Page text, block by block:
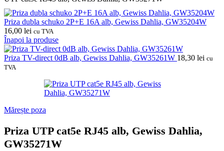
Priza dubla schuko 2P+E 16A alb, Gewiss Dahlia, GW35204W
16,00 lei cu TVA
Înapoi la produse
Priza TV-direct 0dB alb, Gewiss Dahlia, GW35261W 18,30 lei cu
TVA
Mărește poza
Priza UTP cat5e RJ45 alb, Gewiss Dahlia,
GW35271W